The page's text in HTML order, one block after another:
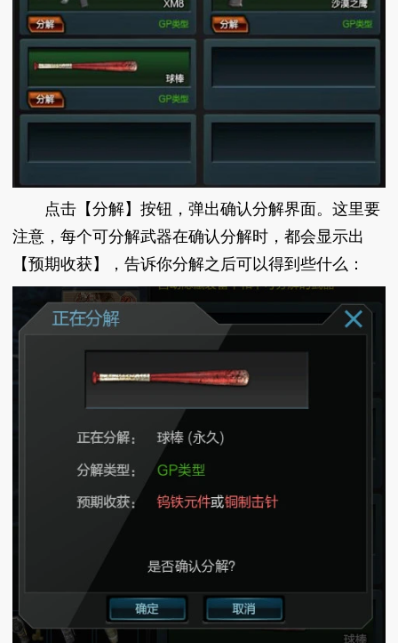
点击【分解】按钮，弹出确认分解界面。这里要
注意，每个可分解武器在确认分解时，都会显示出
【预期收获】，告诉你分解之后可以得到些什么：